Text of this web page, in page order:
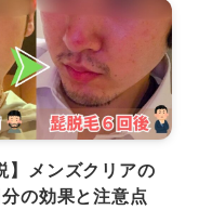
】メンズクリアの
の効果と注意点